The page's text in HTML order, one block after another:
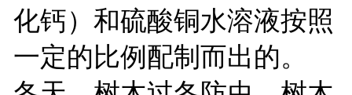
化钙）和硫酸铜水溶液按照
一定的比例配制而出的。